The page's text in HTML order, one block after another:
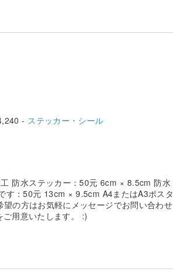
- ステッカー・シール
防水ステッカー：50元 6cm × 8.5cm 防水
す：50元 13cm × 9.5cm A4またはA3ポスタ
の方はお気軽にメッセージでお問い合わせ
ご用意いたします。 :)